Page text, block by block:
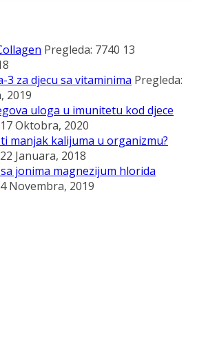
Pregleda: 7740 13
3 za djecu sa vitaminima Pregleda:
2019
uloga u imunitetu kod djece
17 Oktobra, 2020
manjak kalijuma u organizmu?
22 Januara, 2018
jonima magnezijum hlorida
4 Novembra, 2019